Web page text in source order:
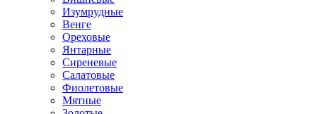
Изумрудные
Венге
Ореховые
Янтарные
Сиреневые
Салатовые
Фиолетовые
Мятные